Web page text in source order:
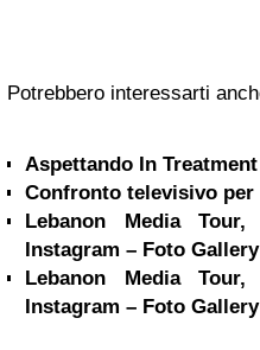
Potrebbero interessarti
Aspettando In Treatment
Confronto televisivo per
Lebanon Media
Instagram – Foto
Lebanon Media
Instagram – Foto